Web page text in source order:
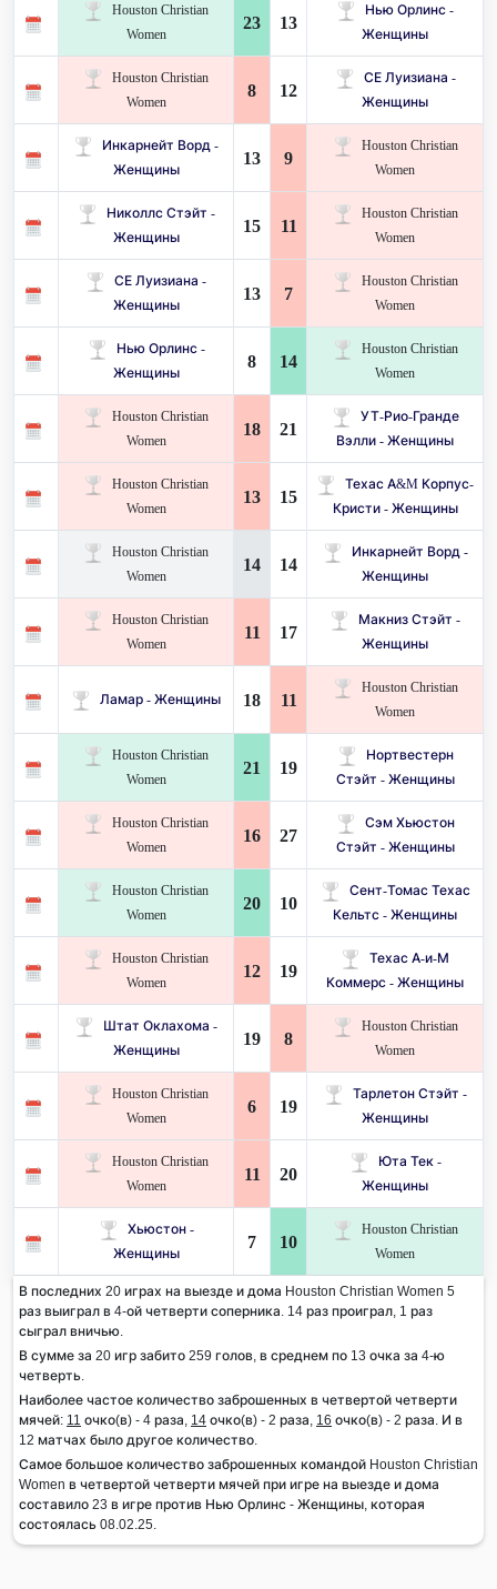
Houston Christian
Women
23 13
Нью Орлинс -
Женщины
Houston Christian
Women
8 12
СЕ Луизиана -
Женщины
Инкарнейт Ворд -
Женщины
13 9
Houston Christian
Women
Николлс Стэйт -
Женщины
15 11
Houston Christian
Women
СЕ Луизиана -
Женщины
13 7
Houston Christian
Women
Нью Орлинс -
Женщины
8 14
Houston Christian
Women
Houston Christian
Women
18 21
УТ-Рио-Гранде
Вэлли - Женщины
Houston Christian
Women
13 15
Техас A&M Корпус-
Кристи - Женщины
Houston Christian
Women
14 14
Инкарнейт Ворд -
Женщины
Houston Christian
Women
11 17
Макниз Стэйт -
Женщины
Ламар - Женщины 18 11
Houston Christian
Women
Houston Christian
Women
21 19
Нортвестерн
Стэйт - Женщины
Houston Christian
Women
16 27
Сэм Хьюстон
Стэйт - Женщины
Houston Christian
Women
20 10
Сент-Томас Техас
Кельтс - Женщины
Houston Christian
Women
12 19
Техас А-и-М
Коммерс - Женщины
Штат Оклахома -
Женщины
19 8
Houston Christian
Women
Houston Christian
Women
6 19
Тарлетон Стэйт -
Женщины
Houston Christian
Women
11 20
Юта Тек -
Женщины
Хьюстон -
Женщины
7 10
Houston Christian
Women
В последних 20 играх на выезде и дома Houston Christian Women 5
раз выиграл в 4-ой четверти соперника. 14 раз проиграл, 1 раз
сыграл вничью.
В сумме за 20 игр забито 259 голов, в среднем по 13 очка за 4-ю
четверть.
Наиболее частое количество заброшенных в четвертой четверти
мячей: 11 очко(в) - 4 раза, 14 очко(в) - 2 раза, 16 очко(в) - 2 раза. И в
12 матчах было другое количество.
Самое большое количество заброшенных командой Houston Christian
Women в четвертой четверти мячей при игре на выезде и дома
составило 23 в игре против Нью Орлинс - Женщины, которая
состоялась 08.02.25.